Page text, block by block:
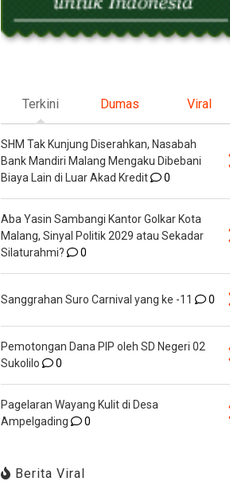
Terkini Dumas Viral
SHM Tak Kunjung Diserahkan, Nasabah
Bank Mandiri Malang Mengaku Dibebani
Biaya Lain di Luar Akad Kredit
0
Aba Yasin Sambangi Kantor Golkar Kota
Malang, Sinyal Politik 2029 atau Sekadar
Silaturahmi?
0
Sanggrahan Suro Carnival yang ke -11 0
Pemotongan Dana PIP oleh SD Negeri 02
Sukolilo
0
Pagelaran Wayang Kulit di Desa
Ampelgading
0
Berita Viral